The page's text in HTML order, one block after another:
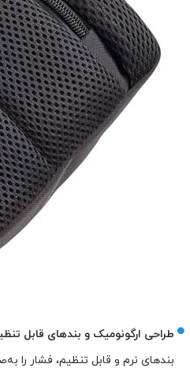
طراحی ارگونومیک و بندهای قابل
بندهای نرم و قابل تنظیم، فشار